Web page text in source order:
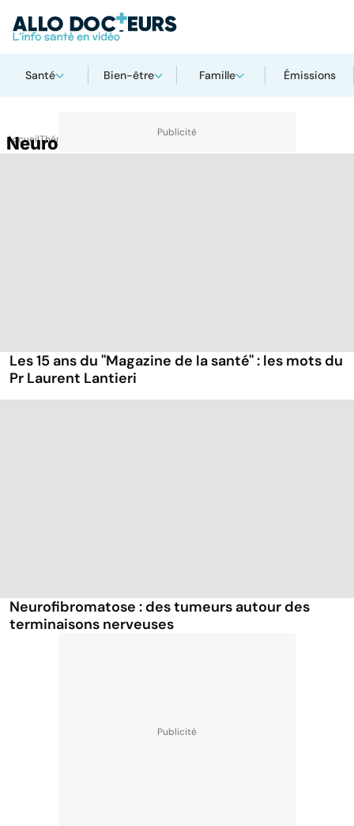
Santé Bien-être Famille Émissions
AccueilThématiques
Neurofibromatose
Les 15 ans du ''Magazine de la santé'' : les mots du
Pr Laurent Lantieri
Neurofibromatose : des tumeurs autour des
terminaisons nerveuses